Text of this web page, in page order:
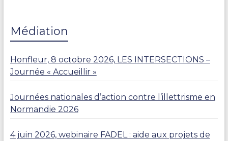
Médiation
Honfleur, 8 octobre 2026, LES INTERSECTIONS –
Journée « Accueillir »
Journées nationales d’action contre l’illettrisme en
Normandie 2026
4 juin 2026, webinaire FADEL : aide aux projets de